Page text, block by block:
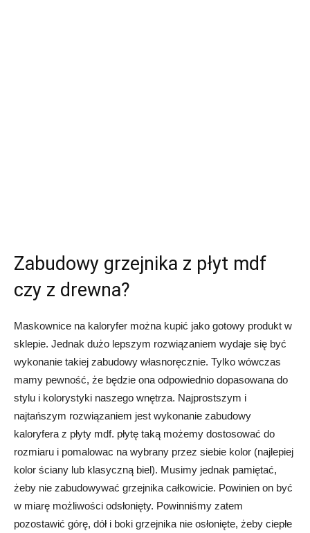
Zabudowy grzejnika z płyt mdf
czy z drewna?
Maskownice na kaloryfer można kupić jako gotowy produkt w
sklepie. Jednak dużo lepszym rozwiązaniem wydaje się być
wykonanie takiej zabudowy własnoręcznie. Tylko wówczas
mamy pewność, że będzie ona odpowiednio dopasowana do
stylu i kolorystyki naszego wnętrza. Najprostszym i
najtańszym rozwiązaniem jest wykonanie zabudowy
kaloryfera z płyty mdf. płytę taką możemy dostosować do
rozmiaru i pomalowac na wybrany przez siebie kolor (najlepiej
kolor ściany lub klasyczną biel). Musimy jednak pamiętać,
żeby nie zabudowywać grzejnika całkowicie. Powinien on być
w miarę możliwości odsłonięty. Powinniśmy zatem
pozostawić górę, dół i boki grzejnika nie osłonięte, żeby ciepłe